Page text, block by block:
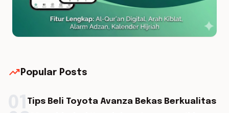
trending_up Popular Posts
Tips Beli Toyota Avanza Bekas Berkualitas